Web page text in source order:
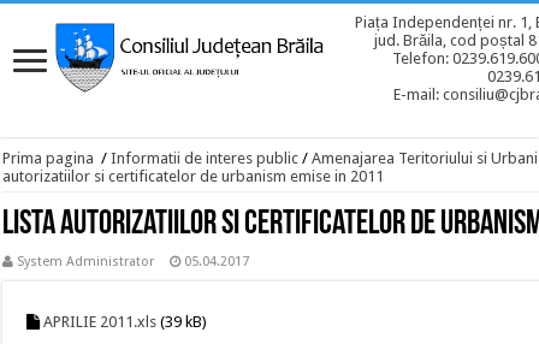
Piața Independenței nr. 1,
jud. Brăila, cod poștal
Telefon:
E-mail:
Prima pagina / Informatii de interes public / Amenajarea Teritoriului si
autorizatiilor si certificatelor de urbanism emise in 2011
Lista autorizatiilor si certificatelor de urbanism
System Administrator 05.04.2017
APRILIE 2011.xls (39 kB)